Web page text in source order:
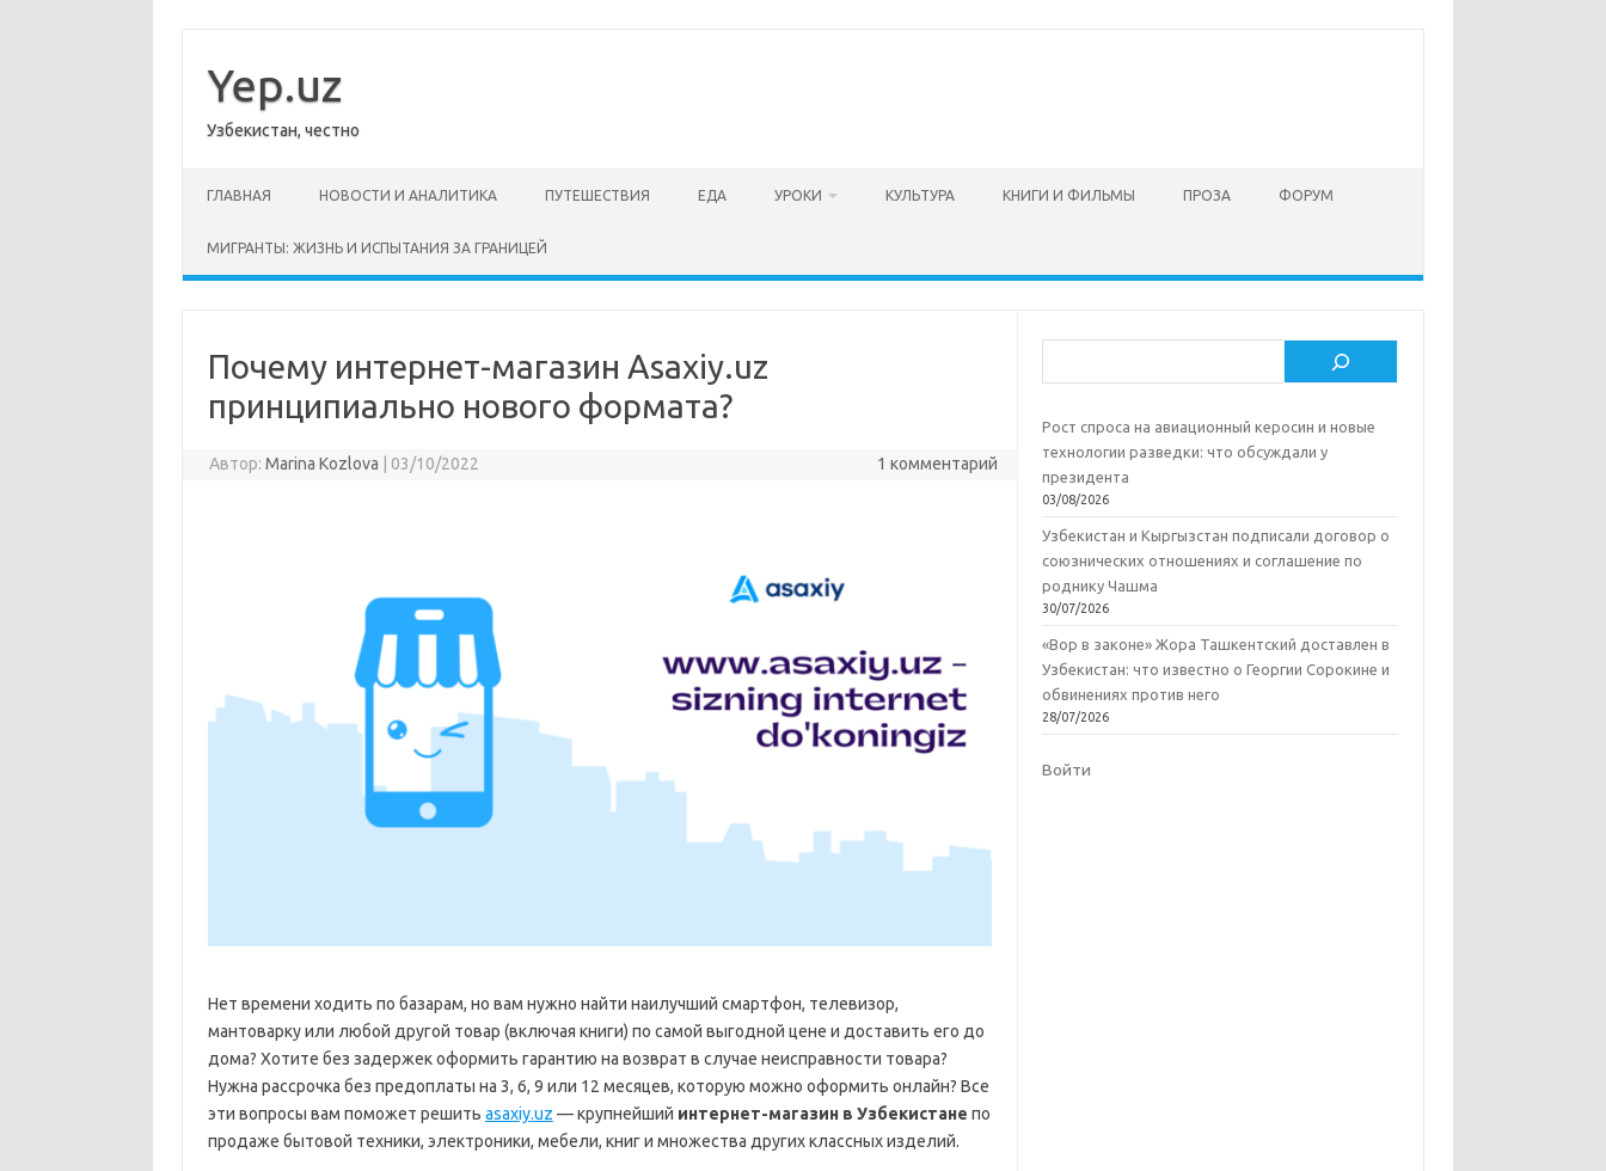
содержимому
Yep.uz
Узбекистан, честно
ГЛАВНАЯ НОВОСТИ И АНАЛИТИКА ПУТЕШЕСТВИЯ ЕДА УРОКИ КУЛЬТУРА КНИГИ И ФИЛЬМЫ ПРОЗА ФОРУМ
МИГРАНТЫ: ЖИЗНЬ И ИСПЫТАНИЯ ЗА ГРАНИЦЕЙ
Почему интернет-магазин Asaxiy.uz
принципиально нового формата?
Автор: Marina Kozlova 03/10/2022 1 комментарий
Нет времени ходить по базарам, но вам нужно найти наилучший смартфон, телевизор,
мантоварку или любой другой товар (включая книги) по самой выгодной цене и доставить его до
дома? Хотите без задержек оформить гарантию на возврат в случае неисправности товара?
Нужна рассрочка без предоплаты на 3, 6, 9 или 12 месяцев, которую можно оформить онлайн? Все
эти вопросы вам поможет решить asaxiy.uz — крупнейший интернет-магазин в Узбекистане по
продаже бытовой техники, электроники, мебели, книг и множества других классных изделий.
Рост спроса на авиационный керосин и новые
технологии разведки: что обсуждали у
президента
03/08/2026
Узбекистан и Кыргызстан подписали договор о
союзнических отношениях и соглашение по
роднику Чашма
30/07/2026
«Вор в законе» Жора Ташкентский доставлен в
Узбекистан: что известно о Георгии Сорокине и
обвинениях против него
28/07/2026
Войти